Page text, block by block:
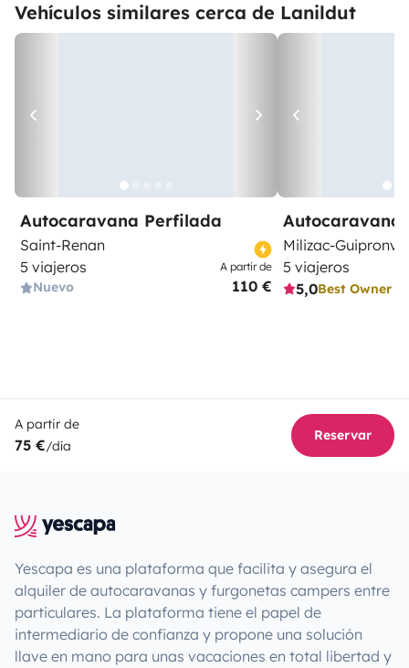
Vehículos similares cerca de Lanildut
Autocaravana Perfilada
Saint-Renan
5 viajeros
Nuevo
A partir de
110 €
Autocaravana
Milizac-Guipronvel
5 viajeros
5,0Best Owner
A partir de
75 €/día
Reservar
Yescapa es una plataforma que facilita y asegura el
alquiler de autocaravanas y furgonetas campers entre
particulares. La plataforma tiene el papel de
intermediario de confianza y propone una solución
llave en mano para unas vacaciones en total libertad y